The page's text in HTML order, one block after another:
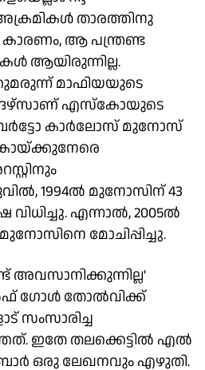
താരത്തിനു
കാരണം, ആ പന്ത്രണ്ട
ആയിരുന്നില്ല.
മാഫിയയുടെ
എസ്‌കോയുടെ
കാര്‍ലോസ് മുനോസ്
1994ല്‍ മുനോസിന് 43
എന്നാല്‍, 2005ല്‍
മുനോസിനെ മോചിപ്പിച്ചു.
അവസാനിക്കുന്നില്ല'
ഗോള്‍ തോല്‍വിക്ക്
സംസാരിച്ച
ഇതേ തലക്കെട്ടില്‍ എല്‍
ഒരു ലേഖനവും എഴുതി.